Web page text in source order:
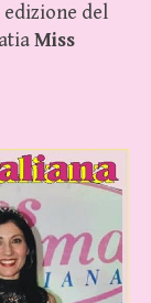
edizione del
Miss